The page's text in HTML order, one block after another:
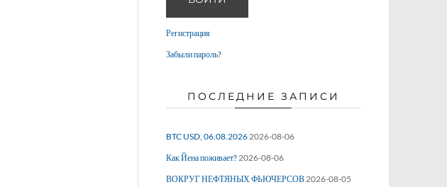
Регистрация
Забыли пароль?
ПОСЛЕДНИЕ ЗАПИСИ
BTC USD, 06.08.20262026-08-06
Как Йена поживает?2026-08-06
ВОКРУГ НЕФТЯНЫХ ФЬЮЧЕРСОВ2026-08-05